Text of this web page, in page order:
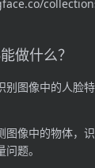
做什么？
别图像中的人脸
图像中的物体，
题。